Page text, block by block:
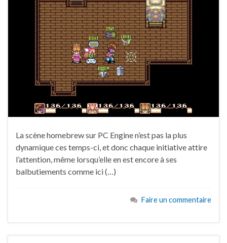
La scène homebrew sur PC Engine n’est pas la plus
dynamique ces temps-ci, et donc chaque initiative attire
l’attention, même lorsqu’elle en est encore à ses
balbutiements comme ici (…)
Faire un commentaire